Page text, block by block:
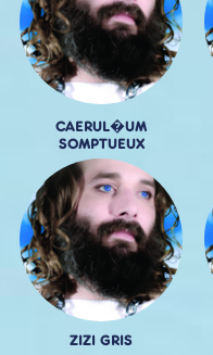
CAERUL�UM
SOMPTUEUX
ZIZI GRIS